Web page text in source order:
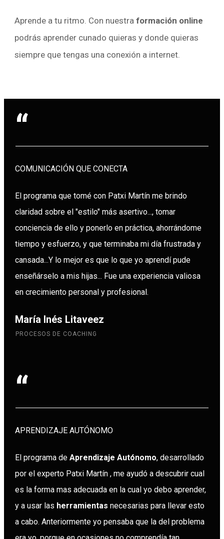
Aprende a tu ritmo. Con nuestra formación online
podrás aprender cunado quieras y donde quieras
siempre que tengas una conexión a internet.
“
COMUNICACIÓN QUE CONECTA
El programa que tomé con Patxi Martín me brindo
claridad sobre el "estilo" más asertivo..., tomar
conciencia de ello y ponerlo en práctica, ahorrándome
tiempo y esfuerzo, y que terminaba mi día frustrada y
cansada...Y lo mejor es que lo que yo aprendí pude
enseñárselo a mis hijas... Fue una experiencia valiosa
en crecimiento personal y profesional.
María Inés Litaveez
PROCESOS DE COACHING
“
APRENDIZAJE AUTÓNOMO
El programa de Aprendizaje Autónomo, desarrollado
por el experto Patxi Martín , me ayudó a descubrir cual
es la forma mas adecuada en la cual yo debo aprender,
y a usar las herramientas necesarias para llevar esto
a cabo. Anteriormente yo pensaba que la del problema